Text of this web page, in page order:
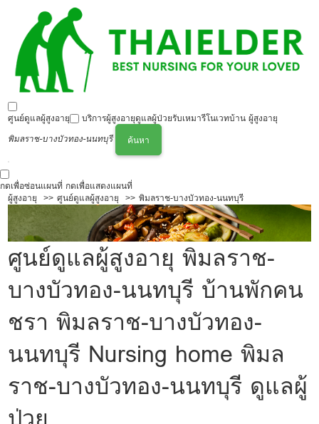
ศูนย์ดูแลผู้สูงอายุ บริการผู้สูงอายุดูแลผู้ป่วยรับเหมารีโนเวทบ้าน ผู้สูงอายุ
พิมลราช-บางบัวทอง-นนทบุรี
ค้นหา
กดเพื่อซ่อนแผนที่ กดเพื่อแสดงแผนที่
ผู้สูงอายุ
ศูนย์ดูแลผู้สูงอายุ พิมลราช-บางบัวทอง-นนทบุรี
ศูนย์ดูแลผู้สูงอายุ พิมลราช-
บางบัวทอง-นนทบุรี บ้านพักคน
ชรา พิมลราช-บางบัวทอง-
นนทบุรี Nursing home พิมล
ราช-บางบัวทอง-นนทบุรี ดูแลผู้